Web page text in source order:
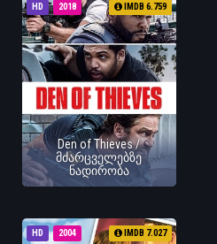
HD 2018 IMDB 6.759
Den of Thieves /
მძარცველებზე
ნადირობა
HD 2004 IMDB 7.027